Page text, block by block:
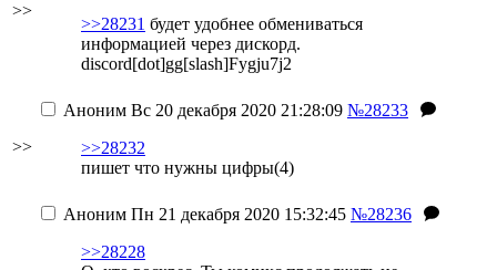
>>
>>28231 будет удобнее обмениваться
информацией через дискорд.
discord[dot]gg[slash]Fygju7j2
>>
Аноним Вс 20 декабря 2020 21:28:09 №28233
>>28232
пишет что нужны цифры(4)
Аноним Пн 21 декабря 2020 15:32:45 №28236
>>28228